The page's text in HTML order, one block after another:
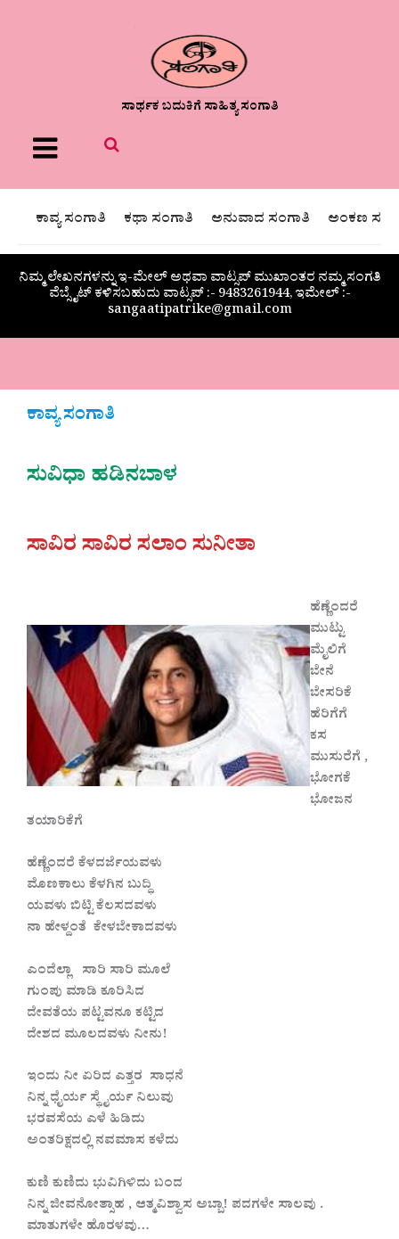
ಸಾರ್ಥಕ ಬದುಕಿಗೆ ಸಾಹಿತ್ಯ ಸಂಗಾತಿ
Menu
ಕಾವ್ಯ ಸಂಗಾತಿ ಕಥಾ ಸಂಗಾತಿ ಅನುವಾದ ಸಂಗಾತಿ ಅಂಕಣ
ನಿಮ್ಮ ಲೇಖನಗಳನ್ನು ಇ-ಮೇಲ್ ಅಥವಾ ವಾಟ್ಸಪ್ ಮುಖಾಂತರ ನಮ್ಮ ಸಂಗತಿ
ವೆಬ್ಸೈಟ್ ಕಳಿಸಬಹುದು ವಾಟ್ಸಪ್‌ :- 9483261944, ಇಮೇಲ್ :-
sangaatipatrike@gmail.com
ಕಾವ್ಯ ಸಂಗಾತಿ
ಸುವಿಧಾ ಹಡಿನಬಾಳ
ಸಾವಿರ ಸಾವಿರ ಸಲಾಂ ಸುನೀತಾ
ಹೆಣ್ಣೆಂದರೆ
ಮುಟ್ಟು
ಮೈಲಿಗೆ
ಬೇನೆ
ಬೇಸರಿಕೆ
ಹೆರಿಗೆಗೆ
ಕಸ‌
ಮುಸುರೆಗೆ ,
ಭೋಗಕೆ
ಭೋಜನ
ತಯಾರಿಕೆಗೆ
ಹೆಣ್ಣೆಂದರೆ ಕೆಳದರ್ಜೆಯವಳು
ಮೊಣಕಾಲು ಕೆಳಗಿನ ಬುದ್ಧಿ
ಯವಳು ಬಿಟ್ಟಿ ಕೆಲಸದವಳು
ನಾ ಹೇಳ್ದಂತೆ ಕೇಳಬೇಕಾದವಳು
ಎಂದೆಲ್ಲಾ ಸಾರಿ ಸಾರಿ ಮೂಲೆ
ಗುಂಪು ಮಾಡಿ ಕೂರಿಸಿದ
ದೇವತೆಯ ಪಟ್ಟವನೂ ಕಟ್ಟಿದ
ದೇಶದ ಮೂಲದವಳು ನೀನು!
ಇಂದು ನೀ ಏರಿದ ಎತ್ತರ ಸಾಧನೆ
ನಿನ್ನ ಧೈರ್ಯ ಸ್ಥೈರ್ಯ ನಿಲುವು
ಭರವಸೆಯ ಎಳೆ ಹಿಡಿದು
ಅಂತರಿಕ್ಷದಲ್ಲಿ ನವಮಾಸ ಕಳೆದು
ಕುಣಿ ಕುಣಿದು ಭುವಿಗಿಳಿದು ಬಂದ
ನಿನ್ನ ಜೀವನೋತ್ಸಾಹ , ಆತ್ಮವಿಶ್ವಾಸ ಅಬ್ಬಾ! ಪದಗಳೇ ಸಾಲವು .
ಮಾತುಗಳೇ ಹೊರಳವು…